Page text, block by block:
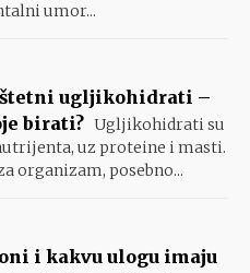
umor...
ugljikohidrati –
birati? Ugljikohidrati su
uz proteine i masti.
organizam, posebno...
i kakvu ulogu imaju